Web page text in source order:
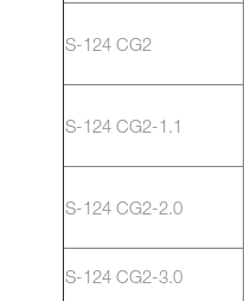
S-124 CG2
S-124 CG2-1.1
S-124 CG2-2.0
S-124 CG2-3.0